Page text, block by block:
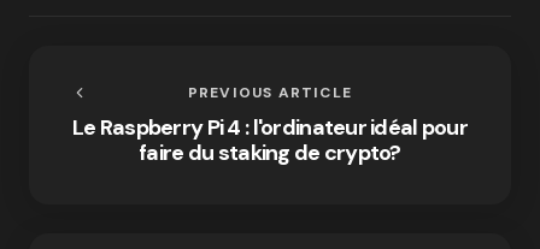
PREVIOUS ARTICLE
Le Raspberry Pi 4 : l'ordinateur idéal pour
faire du staking de crypto?